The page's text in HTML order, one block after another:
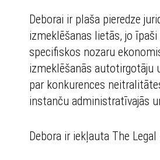
Deborai ir plaša pieredze
izmeklēšanas lietās, jo
specifiskos nozaru
izmeklēšanās autotirgotāju
par konkurences
instanču administratīvajās
Debora ir iekļauta The